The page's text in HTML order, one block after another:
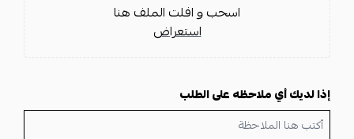
اسحب و افلت الملف هنا
استعراض
إذا لديك أي ملاحظه على الطلب